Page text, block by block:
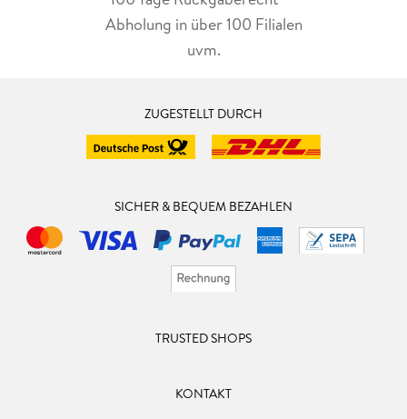
Abholung in über 100 Filialen
uvm.
ZUGESTELLT DURCH
SICHER & BEQUEM BEZAHLEN
TRUSTED SHOPS
KONTAKT